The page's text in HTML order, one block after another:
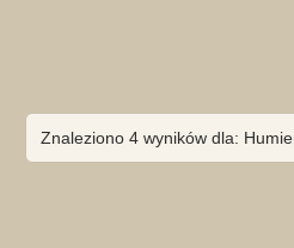
Znaleziono 4 wyników dla: